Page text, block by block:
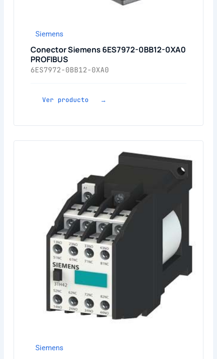
Siemens
Conector Siemens 6ES7972-0BB12-0XA0
PROFIBUS
6ES7972-0BB12-0XA0
Ver producto →
Siemens